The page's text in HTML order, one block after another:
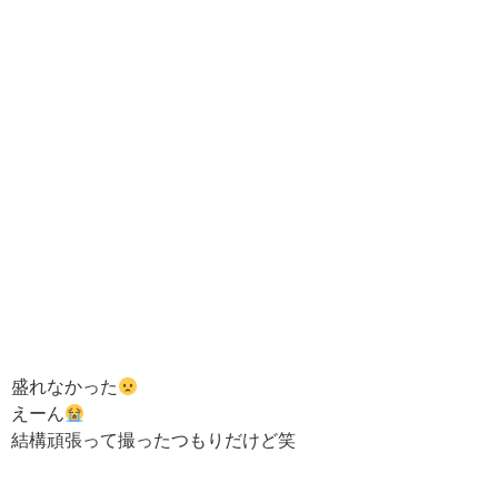
盛れなかった
えーん
結構頑張って撮ったつもりだけど笑